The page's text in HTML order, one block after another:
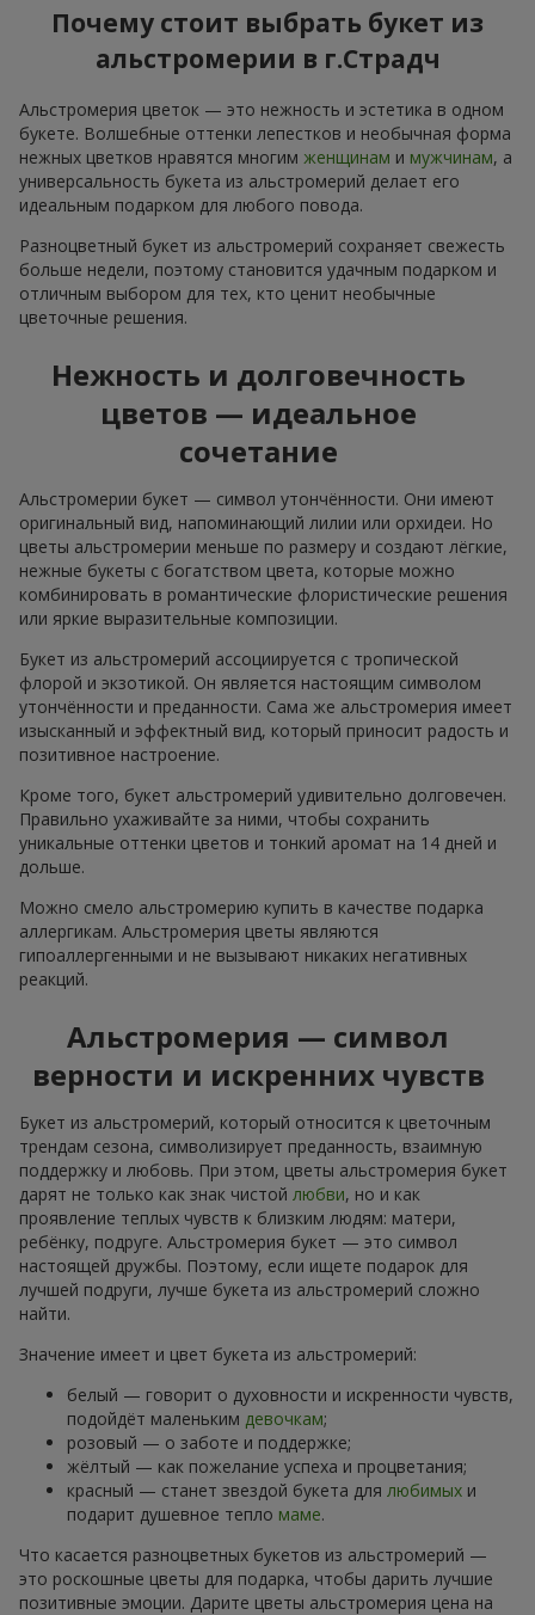
Почему стоит выбрать букет из
альстромерии в г.Страдч
Альстромерия цветок — это нежность и эстетика в одном
букете. Волшебные оттенки лепестков и необычная форма
нежных цветков нравятся многим женщинам и мужчинам, а
универсальность букета из альстромерий делает его
идеальным подарком для любого повода.
Разноцветный букет из альстромерий сохраняет свежесть
больше недели, поэтому становится удачным подарком и
отличным выбором для тех, кто ценит необычные
цветочные решения.
Нежность и долговечность
цветов — идеальное
сочетание
Альстромерии букет — символ утончённости. Они имеют
оригинальный вид, напоминающий лилии или орхидеи. Но
цветы альстромерии меньше по размеру и создают лёгкие,
нежные букеты с богатством цвета, которые можно
комбинировать в романтические флористические решения
или яркие выразительные композиции.
Букет из альстромерий ассоциируется с тропической
флорой и экзотикой. Он является настоящим символом
утончённости и преданности. Сама же альстромерия имеет
изысканный и эффектный вид, который приносит радость и
позитивное настроение.
Кроме того, букет альстромерий удивительно долговечен.
Правильно ухаживайте за ними, чтобы сохранить
уникальные оттенки цветов и тонкий аромат на 14 дней и
дольше.
Можно смело альстромерию купить в качестве подарка
аллергикам. Альстромерия цветы являются
гипоаллергенными и не вызывают никаких негативных
реакций.
Альстромерия — символ
верности и искренних чувств
Букет из альстромерий, который относится к цветочным
трендам сезона, символизирует преданность, взаимную
поддержку и любовь. При этом, цветы альстромерия букет
дарят не только как знак чистой любви, но и как
проявление теплых чувств к близким людям: матери,
ребёнку, подруге. Альстромерия букет — это символ
настоящей дружбы. Поэтому, если ищете подарок для
лучшей подруги, лучше букета из альстромерий сложно
найти.
Значение имеет и цвет букета из альстромерий:
белый — говорит о духовности и искренности чувств,
подойдёт маленьким девочкам;
розовый — о заботе и поддержке;
жёлтый — как пожелание успеха и процветания;
красный — станет звездой букета для любимых и
подарит душевное тепло маме.
Что касается разноцветных букетов из альстромерий —
это роскошные цветы для подарка, чтобы дарить лучшие
позитивные эмоции. Дарите цветы альстромерия цена на